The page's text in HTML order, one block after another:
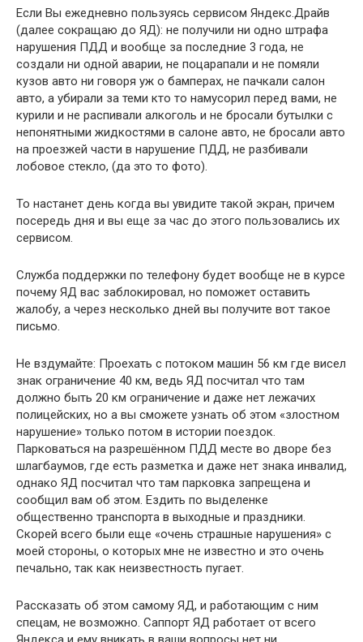
Если Вы ежедневно пользуясь сервисом Яндекс.Драйв
(далее сокращаю до ЯД): не получили ни одно штрафа
нарушения ПДД и вообще за последние 3 года, не
создали ни одной аварии, не поцарапали и не помяли
кузов авто ни говоря уж о бамперах, не пачкали салон
авто, а убирали за теми кто то намусорил перед вами, не
курили и не распивали алкоголь и не бросали бутылки с
непонятными жидкостями в салоне авто, не бросали авто
на проезжей части в нарушение ПДД, не разбивали
лобовое стекло, (да это то фото).
То настанет день когда вы увидите такой экран, причем
посередь дня и вы еще за час до этого пользовались их
сервисом.
Служба поддержки по телефону будет вообще не в курсе
почему ЯД вас заблокировал, но поможет оставить
жалобу, а через несколько дней вы получите вот такое
письмо.
Не вздумайте: Проехать с потоком машин 56 км где висел
знак ограничение 40 км, ведь ЯД посчитал что там
должно быть 20 км ограничение и даже нет лежачих
полицейских, но а вы сможете узнать об этом «злостном
нарушение» только потом в истории поездок.
Парковаться на разрешённом ПДД месте во дворе без
шлагбаумов, где есть разметка и даже нет знака инвалид,
однако ЯД посчитал что там парковка запрещена и
сообщил вам об этом. Ездить по выделенке
общественно транспорта в выходные и праздники.
Скорей всего были еще «очень страшные нарушения» с
моей стороны, о которых мне не известно и это очень
печально, так как неизвестность пугает.
Рассказать об этом самому ЯД, и работающим с ним
спецам, не возможно. Саппорт ЯД работает от всего